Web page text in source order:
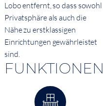
Lobo entfernt, so dass sowohl
Privatsphäre als auch die
Nähe zu erstklassigen
Einrichtungen gewährleistet
sind.
FUNKTIONEN